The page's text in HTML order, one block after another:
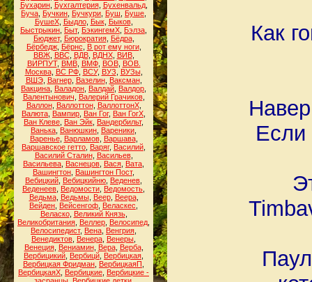
Бухарин, Бухгалтерия, Бухенвальд,
Буча Бучкин Бучкури Буш Буше
БушеХ, Быдло, Бык, Быков,
Быстрыкин Быт, БэкингемХ Бэлза
Бюджет, Бюрократия, Бёдра,
Бёрбедж, Бёрнс В рот ему ноги,
ВВЖ, ВВС, ВДВ, ВДНХ, ВИВ,
ВИРПУТ, ВМВ, ВМФ, ВОВ, ВОВ.
Москва, ВС РФ, ВСУ, ВУЗ ВУЗы,
ВШЭ, Вагнер, Вазелин, Ваксман,
Вакцина Валадон Валдай Валдор
Валентынович
Валерий Грачиков,
Валлон, Валлоттон, ВаллоттонХ,
Валюта Вампир Ван Гог, Ван ГогХ
Ван Клеве Ван Эйк Вандербильт,
Ванька Ванюшкин Вареники
Варенье, Варламов, Варшава,
Варшавское гетто Варяг, Василий
Василий Сталин, Васильев,
Васильева Васнецов Вася Вата
Вашингтон Вашингтон Пост,
Вебицкий Вебицкийню Веденев
Веденеев Ведомости Ведомость
Ведьма, Ведьмы, Веер, Веера,
Вейден Вейсенгоф Веласкес
Веласко, Великий Князь,
Великобритания Веллер Велосипед
Велосипедист, Вена Венгрия
Венедиктов Венера Венеры
Венеция, Вениамин, Вера, Верба,
Вербицикий Вербицй Вербицкая
Вербицкая Фридман ВербицкаяП
ВербицкаяХ Вербицкие Вербицкие -
Как
Если